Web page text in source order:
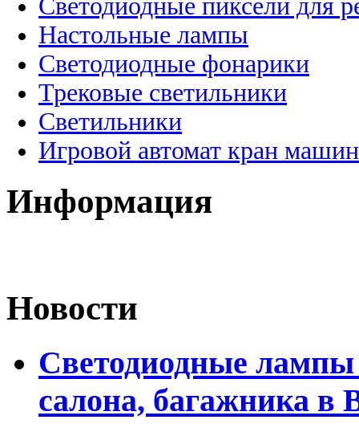
Светодиодные пиксели для
Настольные лампы
Светодиодные фонарики
Трековые светильники
Светильники
Игровой автомат кран
Информация
Новости
Светодиодные лампы
салона, багажника в